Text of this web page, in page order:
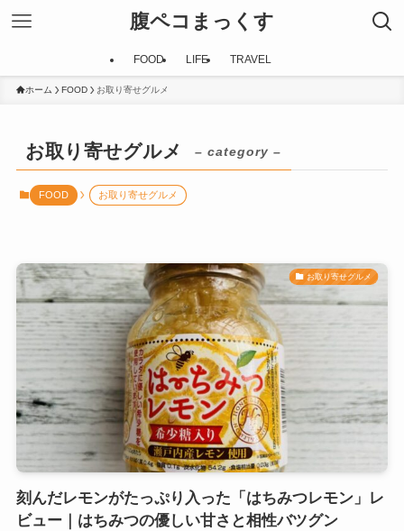
腹ペコまっくす
FOOD LIFE TRAVEL
ホーム FOOD お取り寄せグルメ
お取り寄せグルメ – category –
FOOD お取り寄せグルメ
お取り寄せグルメ
刻んだレモンがたっぷり入った「はちみつレモン」レ
ビュー｜はちみつの優しい甘さと相性バツグン